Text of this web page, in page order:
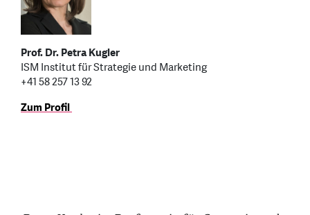
Prof. Dr. Petra Kugler
ISM Institut für Strategie und Marketing
+41 58 257 13 92
Zum Profil